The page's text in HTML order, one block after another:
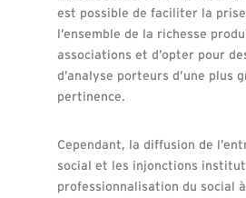
est possible de faciliter la
l’ensemble de la richesse
associations et d’opter pour
d’analyse porteurs d’une plus
pertinence.
Cependant, la diffusion de
social et les injonctions
professionnalisation du social à